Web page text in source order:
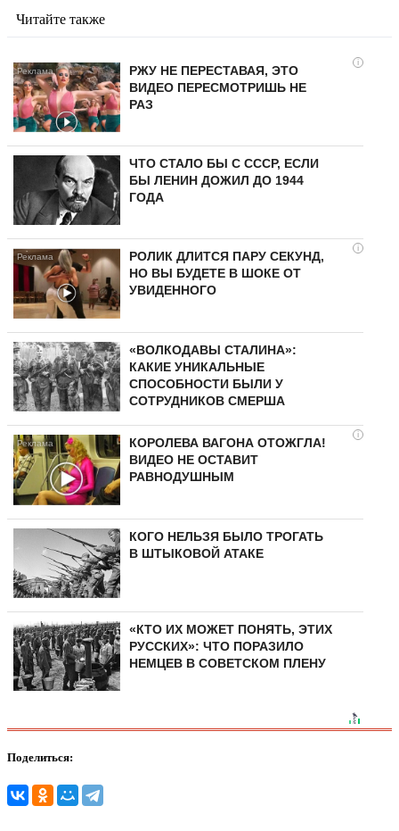
Читайте также
i
РЖУ НЕ ПЕРЕСТАВАЯ, ЭТО
ВИДЕО ПЕРЕСМОТРИШЬ НЕ
РАЗ
ЧТО СТАЛО БЫ С СССР, ЕСЛИ
БЫ ЛЕНИН ДОЖИЛ ДО 1944
ГОДА
i
РОЛИК ДЛИТСЯ ПАРУ СЕКУНД,
НО ВЫ БУДЕТЕ В ШОКЕ ОТ
УВИДЕННОГО
«ВОЛКОДАВЫ СТАЛИНА»:
КАКИЕ УНИКАЛЬНЫЕ
СПОСОБНОСТИ БЫЛИ У
СОТРУДНИКОВ СМЕРША
i
КОРОЛЕВА ВАГОНА ОТОЖГЛА!
ВИДЕО НЕ ОСТАВИТ
РАВНОДУШНЫМ
КОГО НЕЛЬЗЯ БЫЛО ТРОГАТЬ
В ШТЫКОВОЙ АТАКЕ
«КТО ИХ МОЖЕТ ПОНЯТЬ, ЭТИХ
РУССКИХ»: ЧТО ПОРАЗИЛО
НЕМЦЕВ В СОВЕТСКОМ ПЛЕНУ
Поделиться: